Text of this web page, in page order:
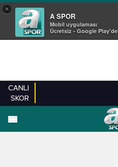
×
A SPOR
Mobil uygulaması
Ücretsiz - Google Play'de
CANLI
SKOR